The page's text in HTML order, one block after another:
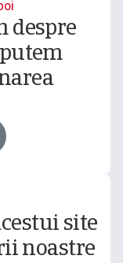
despre
site
noastre